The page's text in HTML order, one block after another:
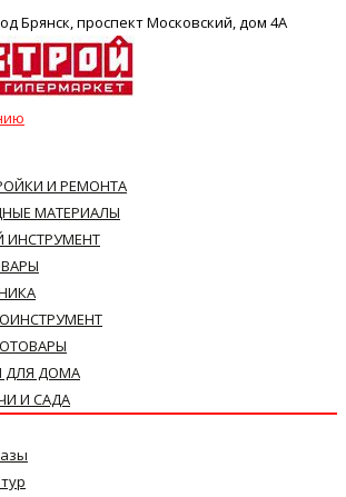
Брянск, проспект Московский, дом 4А
И РЕМОНТА
МАТЕРИАЛЫ
ИНСТРУМЕНТ
ДЛЯ ДОМА
И САДА